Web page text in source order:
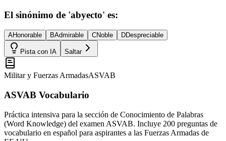
El sinónimo de 'abyecto' es:
AHonorable BAdmirable CNoble DDespreciable
Pista con IA Saltar
Militar y Fuerzas ArmadasASVAB
ASVAB Vocabulario
Práctica intensiva para la sección de Conocimiento de Palabras
(Word Knowledge) del examen ASVAB. Incluye 200 preguntas de
vocabulario en español para aspirantes a las Fuerzas Armadas de